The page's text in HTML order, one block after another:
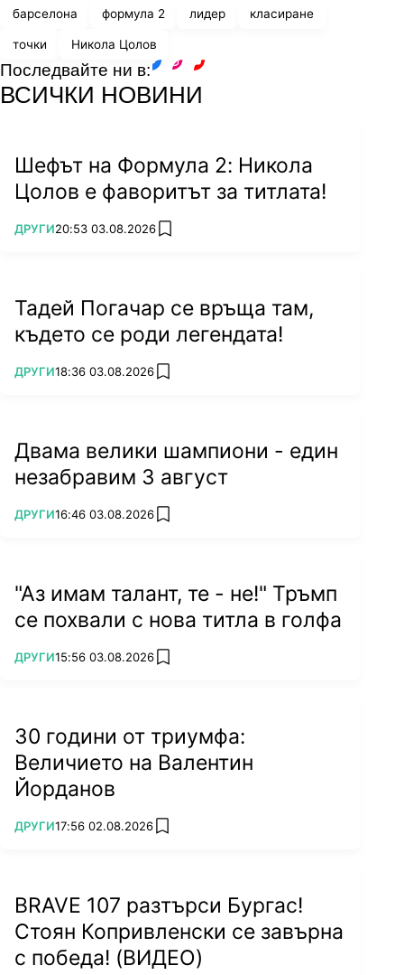
барселона формула 2 лидер класиране
точки Никола Цолов
Последвайте ни в:
ВСИЧКИ НОВИНИ
Шефът на Формула 2: Никола
Цолов е фаворитът за титлата!
ПОВЕЧЕ ОТ
ДРУГИ20:53 03.08.2026 add favorites
Тадей Погачар се връща там,
където се роди легендата!
ПОВЕЧЕ ОТ
ДРУГИ18:36 03.08.2026 add favorites
Двама велики шампиони - един
незабравим 3 август
ПОВЕЧЕ ОТ
ДРУГИ16:46 03.08.2026 add favorites
"Аз имам талант, те - не!" Тръмп
се похвали с нова титла в голфа
ПОВЕЧЕ ОТ
ДРУГИ15:56 03.08.2026 add favorites
30 години от триумфа:
Величието на Валентин
Йорданов
ПОВЕЧЕ ОТ
ДРУГИ17:56 02.08.2026 add favorites
BRAVE 107 разтърси Бургас!
Стоян Копривленски се завърна
с победа! (ВИДЕО)